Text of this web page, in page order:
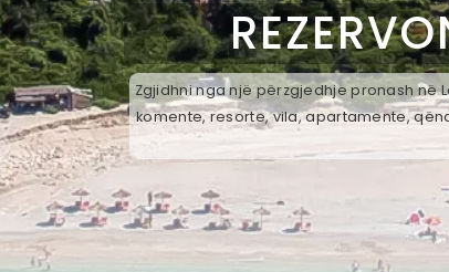
Zgjidhni nga një përzgjedhje pronash në
komente, resorte, vila, apartamente,